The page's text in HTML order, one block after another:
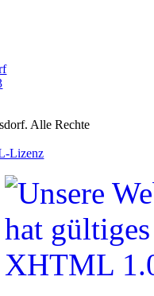
Alle Rechte
Lizenz